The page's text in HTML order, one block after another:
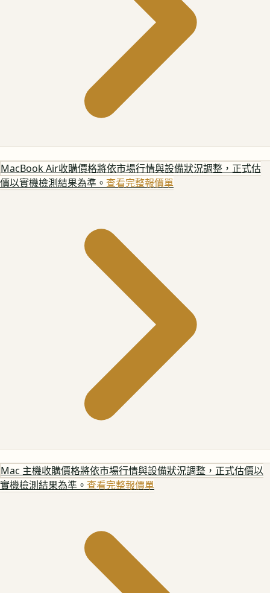
MacBook Air收購價格將依市場行情與設備狀況調整，正式估
價以實機檢測結果為準。 查看完整報價單
Mac 主機收購價格將依市場行情與設備狀況調整，正式估價以
實機檢測結果為準。 查看完整報價單